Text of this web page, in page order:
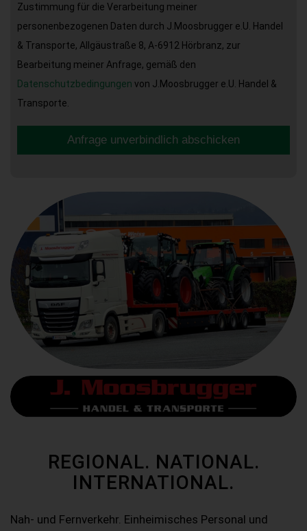
Zustimmung für die Verarbeitung meiner
personenbezogenen Daten durch J.Moosbrugger e.U. Handel
& Transporte, Allgäustraße 8, A-6912 Hörbranz, zur
Bearbeitung meiner Anfrage, gemäß den
Datenschutzbedingungen von J.Moosbrugger e.U. Handel &
Transporte.
Anfrage unverbindlich abschicken
REGIONAL. NATIONAL.
INTERNATIONAL.
Nah- und Fernverkehr. Einheimisches Personal und